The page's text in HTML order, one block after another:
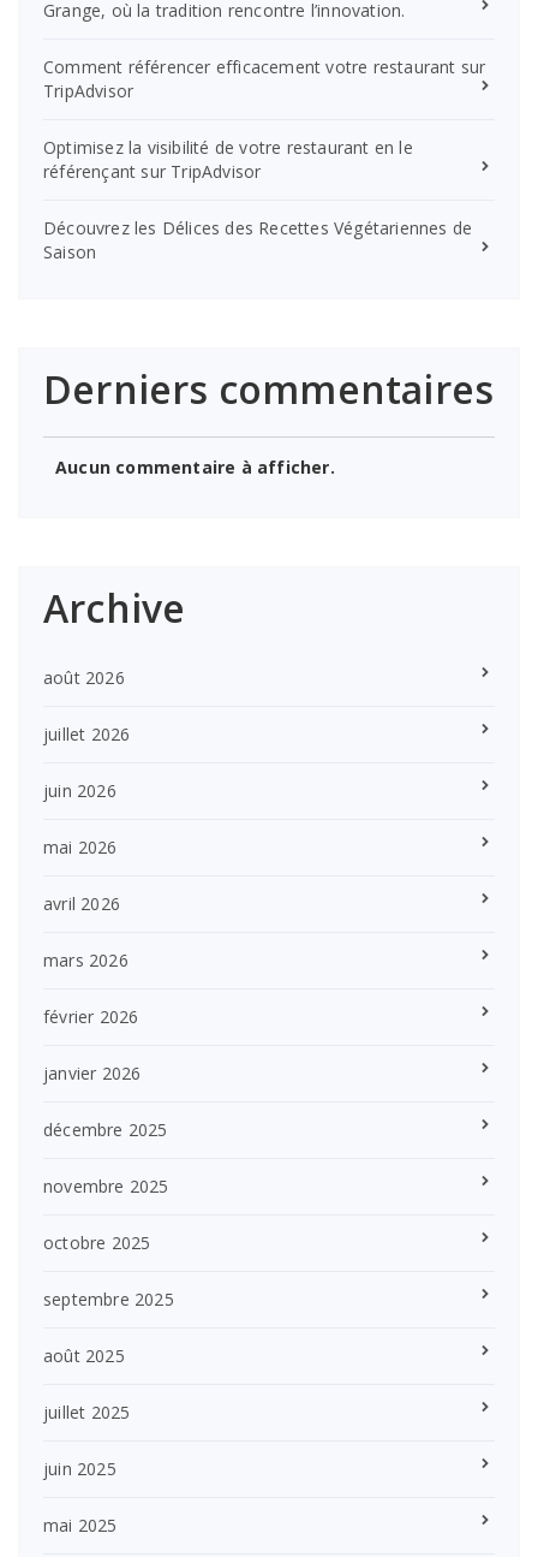
Grange, où la tradition rencontre l’innovation.
Comment référencer efficacement votre restaurant sur
TripAdvisor
Optimisez la visibilité de votre restaurant en le
référençant sur TripAdvisor
Découvrez les Délices des Recettes Végétariennes de
Saison
Derniers commentaires
Aucun commentaire à afficher.
Archive
août 2026
juillet 2026
juin 2026
mai 2026
avril 2026
mars 2026
février 2026
janvier 2026
décembre 2025
novembre 2025
octobre 2025
septembre 2025
août 2025
juillet 2025
juin 2025
mai 2025